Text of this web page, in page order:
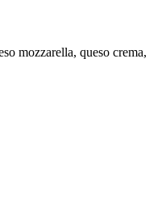
mozzarella, queso crema,